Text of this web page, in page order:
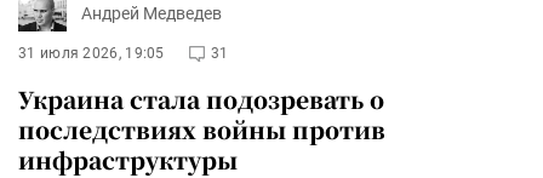
Андрей Медведев
31 июля 2026, 19:05 31
Украина стала подозревать о
последствиях войны против
инфраструктуры